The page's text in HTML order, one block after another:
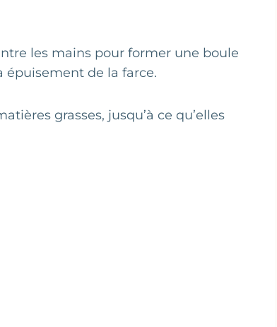
les mains pour former une boule
épuisement de la farce.
grasses, jusqu’à ce qu’elles